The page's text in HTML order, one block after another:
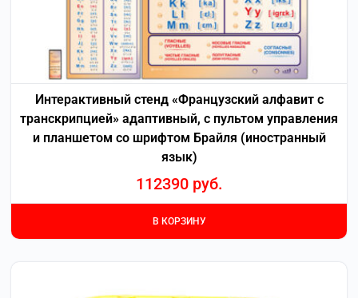
Интерактивный стенд «Французский алфавит с
транскрипцией» адаптивный, с пультом управления
и планшетом со шрифтом Брайля (иностранный
язык)
112390 руб.
В КОРЗИНУ